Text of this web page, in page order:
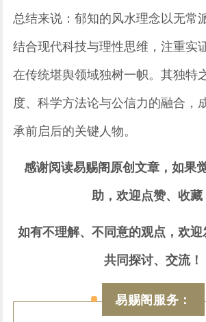
总结来说：郁知的风水理念以无常
结合现代科技与理性思维，注重实
在传统堪舆领域独树一帜。其独特
度、科学方法论与公信力的融合，
承前启后的关键人物。
感谢阅读易赐阁原创文章，如果
助，欢迎点赞、收藏
如有不理解、不同意的观点，欢迎
共同探讨、交流！
易赐阁服务：